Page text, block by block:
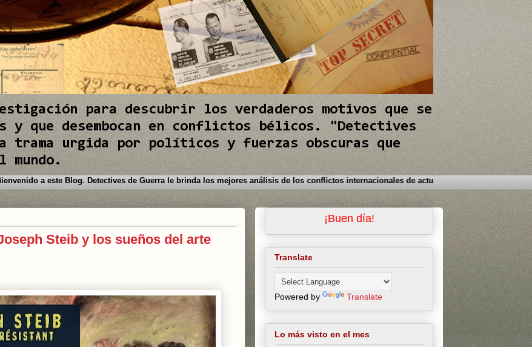
para descubrir los verdaderos motivos que se
y que desembocan en conflictos bélicos. "Detectives
trama urgida por políticos y fuerzas obscuras que
Bienvenido a este Blog. Detectives de Guerra le brinda los mejores análisis de los conflictos internacionales de
Steib y los sueños del arte
¡Buen día!
Translate
Powered by Translate
Lo más visto en el mes